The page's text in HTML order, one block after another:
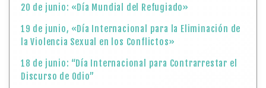
20 de junio: «Día Mundial del Refugiado»
19 de junio, «Día Internacional para la Eliminación de
la Violencia Sexual en los Conflictos»
18 de junio: “Día Internacional para Contrarrestar el
Discurso de Odio”